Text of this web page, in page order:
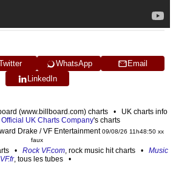
WhatsApp
Email
LinkedIn
(www.billboard.com) charts • UK charts info
UK Charts Company's charts
Drake / VF Entertainment09/08/26 11h48:50 xx
faux
• Rock VF.com, rock music hit charts • Music
VF.fr, tous les tubes •